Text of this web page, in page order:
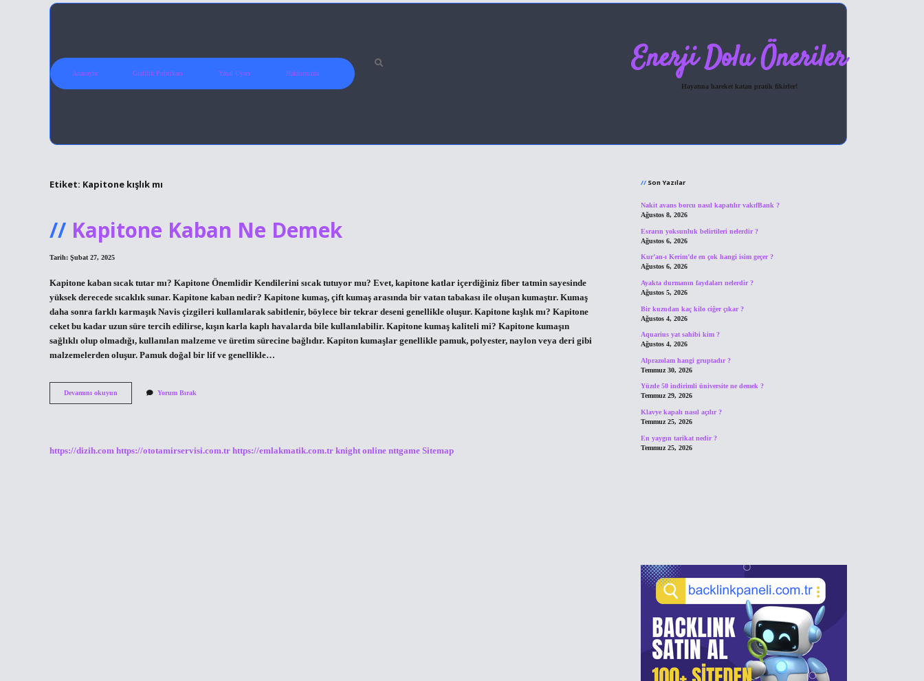
Anasayfa Gizlilik Politikası Yasal Uyarı Hakkımızda Enerji Dolu Öneriler
Hayatına hareket katan pratik fikirler!
Etiket: Kapitone kışlık mı
Kapitone Kaban Ne Demek
Tarih: Şubat 27, 2025
Kapitone kaban sıcak tutar mı? Kapitone Önemlidir Kendilerini sıcak tutuyor mu? Evet, kapitone katlar içerdiğiniz fiber tatmin sayesinde
yüksek derecede sıcaklık sunar. Kapitone kaban nedir? Kapitone kumaş, çift kumaş arasında bir vatan tabakası ile oluşan kumaştır. Kumaş
daha sonra farklı karmaşık Navis çizgileri kullanılarak sabitlenir, böylece bir tekrar deseni genellikle oluşur. Kapitone kışlık mı? Kapitone
ceket bu kadar uzun süre tercih edilirse, kışın karla kaplı havalarda bile kullanılabilir. Kapitone kumaş kaliteli mi? Kapitone kumaşın
sağlıklı olup olmadığı, kullanılan malzeme ve üretim sürecine bağlıdır. Kapiton kumaşlar genellikle pamuk, polyester, naylon veya deri gibi
malzemelerden oluşur. Pamuk doğal bir lif ve genellikle…
Devamını okuyun
Kaban
Yorum Bırak
https://dizih.com https://ototamirservisi.com.tr https://emlakmatik.com.tr knight online nttgame Sitemap
Son Yazılar
Nakit avans borcu nasıl kapatılır vakıfBank ?
Ağustos 8, 2026
Esrarın yoksunluk belirtileri nelerdir ?
Ağustos 6, 2026
Kur’an-ı Kerim’de en çok hangi isim geçer ?
Ağustos 6, 2026
Ayakta durmanın faydaları nelerdir ?
Ağustos 5, 2026
Bir kuzudan kaç kilo ciğer çıkar ?
Ağustos 4, 2026
Aquarius yat sahibi kim ?
Ağustos 4, 2026
Alprazolam hangi gruptadır ?
Temmuz 30, 2026
Yüzde 50 indirimli üniversite ne demek ?
Temmuz 29, 2026
Klavye kapalı nasıl açılır ?
Temmuz 25, 2026
En yaygın tarikat nedir ?
Temmuz 25, 2026